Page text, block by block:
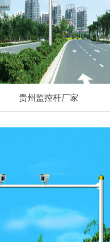
贵州监控杆厂家